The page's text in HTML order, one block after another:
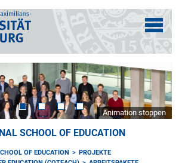
Animation stoppen
SCHOOL OF EDUCATION
OF EDUCATION
PROJEKTE